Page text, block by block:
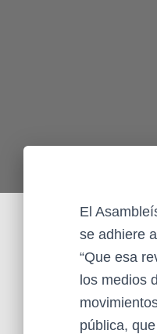
El
se adhiere
“Que esa
los medios
pública,